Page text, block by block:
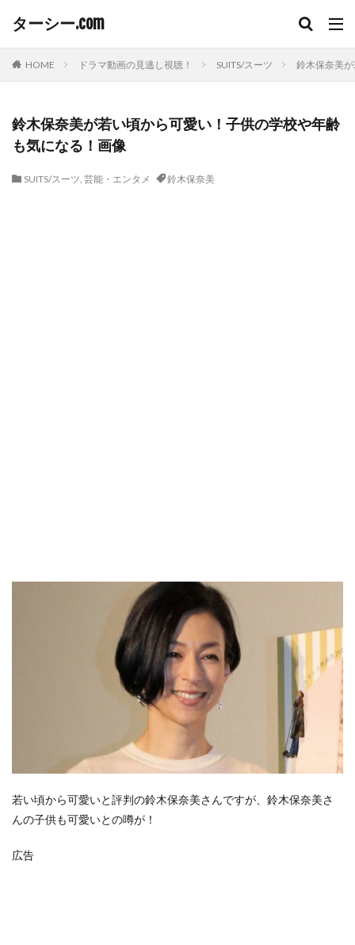
ターシー.com
HOME ドラマ動画の見逃し視聴！ SUITS/スーツ 鈴木保奈美
鈴木保奈美が若い頃から可愛い！子供の学校や年齢
も気になる！画像
SUITS/スーツ, 芸能・エンタメ 鈴木保奈美
若い頃から可愛いと評判の鈴木保奈美さんですが、鈴木保奈美さ
んの子供も可愛いとの噂が！
広告